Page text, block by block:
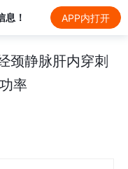
息！ APP内打开
颈静脉肝内穿刺
率